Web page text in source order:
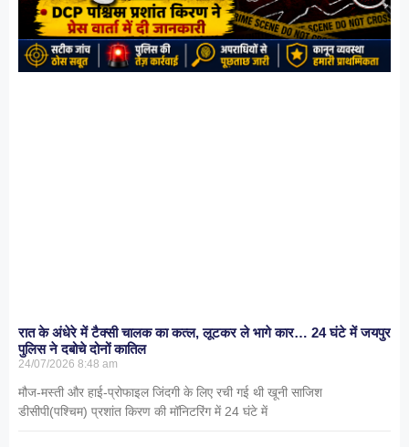
रात के अंधेरे में टैक्सी चालक का कत्ल, लूटकर ले भागे कार… 24 घंटे में जयपुर
पुलिस ने दबोचे दोनों कातिल
24/07/2026 8:48 am
मौज-मस्ती और हाई-प्रोफाइल जिंदगी के लिए रची गई थी खूनी साजिश
डीसीपी(पश्चिम) प्रशांत किरण की मॉनिटरिंग में 24 घंटे में